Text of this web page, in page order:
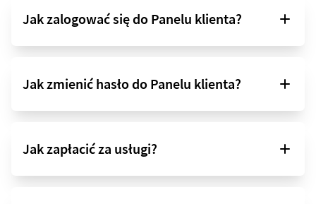
Jak zalogować się do Panelu klienta?
Jak zmienić hasło do Panelu klienta?
Jak zapłacić za usługi?